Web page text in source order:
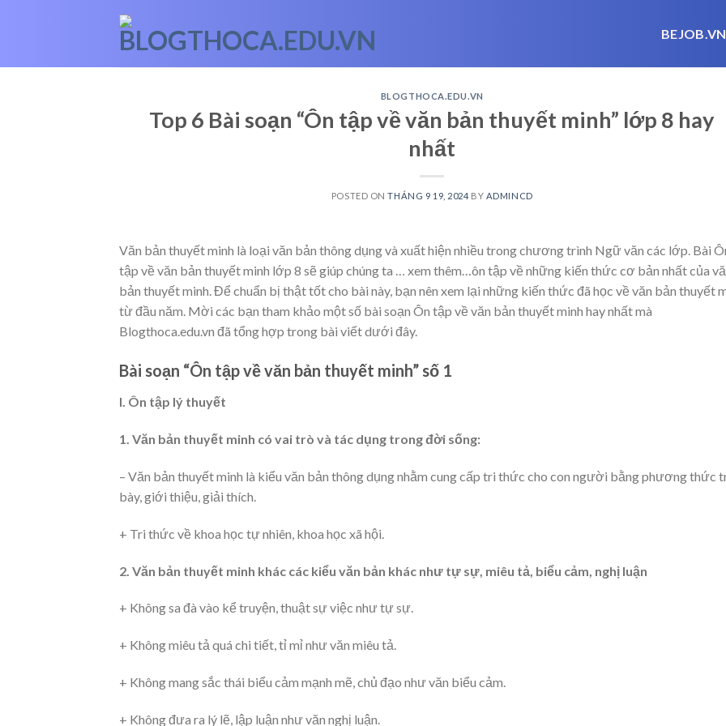
BEJOB.VN
BLOGTHOCA.EDU.VN
Top 6 Bài soạn “Ôn tập về văn bản thuyết minh” lớp 8 hay
nhất
POSTED ONTHÁNG 9 19, 2024 BY ADMINCD
Văn bản thuyết minh là loại văn bản thông dụng và xuất hiện nhiều trong chương trình Ngữ văn các lớp. Bài
tập về văn bản thuyết minh lớp 8 sẽ giúp chúng ta
… xem thêm… ôn tập về những kiến thức cơ bản nhất của
bản thuyết minh. Để chuẩn bị thật tốt cho bài này, bạn nên xem lại những kiến thức đã học về văn bản thuyết
từ đầu năm. Mời các bạn tham khảo một số bài soạn Ôn tập về văn bản thuyết minh hay nhất mà
Blogthoca.edu.vn đã tổng hợp trong bài viết dưới đây.
Bài soạn “Ôn tập về văn bản thuyết minh” số 1
I. Ôn tập lý thuyết
1. Văn bản thuyết minh có vai trò và tác dụng trong đời sống:
– Văn bản thuyết minh là kiểu văn bản thông dụng nhằm cung cấp tri thức cho con người bằng phương thức
bày, giới thiệu, giải thích.
+ Tri thức về khoa học tự nhiên, khoa học xã hội.
2. Văn bản thuyết minh khác các kiểu văn bản khác như tự sự, miêu tả, biểu cảm, nghị luận
+ Không sa đà vào kể truyện, thuật sự việc như tự sự.
+ Không miêu tả quá chi tiết, tỉ mỉ như văn miêu tả.
+ Không mang sắc thái biểu cảm mạnh mẽ, chủ đạo như văn biểu cảm.
+ Không đưa ra lý lẽ, lập luận như văn nghị luận.